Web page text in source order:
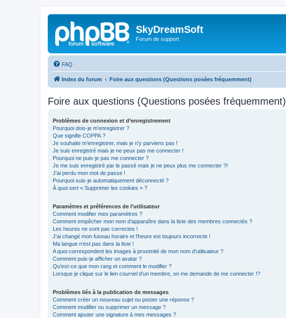
SkyDreamSoft
Forum de support
FAQ
Index du forum Foire aux questions (Questions posées fréquemment)
Foire aux questions (Questions posées fréquemment)
Problèmes de connexion et d’enregistrement
Pourquoi dois-je m’enregistrer ?
Que signifie COPPA ?
Je souhaite m’enregistrer, mais je n’y parviens pas !
Je suis enregistré mais je ne peux pas me connecter !
Pourquoi ne puis-je pas me connecter ?
Je me suis enregistré par le passé mais je ne peux plus me connecter ?!
J’ai perdu mon mot de passe !
Pourquoi suis-je automatiquement déconnecté ?
À quoi sert « Supprimer les cookies » ?
Paramètres et préférences de l’utilisateur
Comment modifier mes paramètres ?
Comment empêcher mon nom d’apparaître dans la liste des membres connectés ?
Les heures ne sont pas correctes !
J’ai changé mon fuseau horaire et l’heure est toujours incorrecte !
Ma langue n’est pas dans la liste !
A quoi correspondent les images à proximité de mon nom d’utilisateur ?
Comment puis-je afficher un avatar ?
Qu’est-ce que mon rang et comment le modifier ?
Lorsque je clique sur le lien courrield’un membre, on me demande de me connecter !?
Problèmes liés à la publication de messages
Comment créer un nouveau sujet ou poster une réponse ?
Comment modifier ou supprimer un message ?
Comment ajouter une signature à mes messages ?